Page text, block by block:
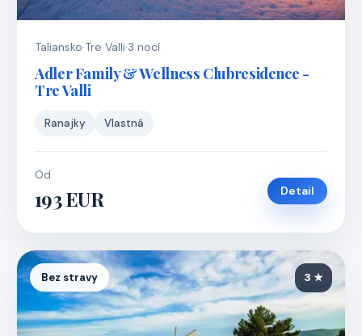
Taliansko·Tre Valli·3 nocí
Adler Family & Wellness Clubresidence -
Tre Valli
Ranajky Vlastná
Od
193 EUR Detail
Bez stravy 3 ★